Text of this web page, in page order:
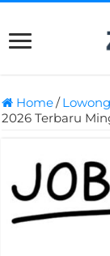
Home/
2026 Terbaru